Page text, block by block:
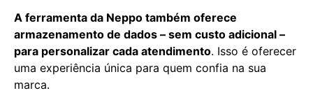
A ferramenta da Neppo também oferece
armazenamento de dados – sem custo adicional –
para personalizar cada atendimento. Isso é oferecer
uma experiência única para quem confia na sua
marca.